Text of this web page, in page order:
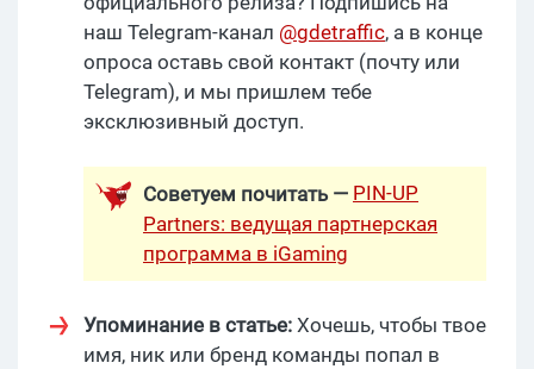
наш Telegram-канал @gdetraffic, а в конце
опроса оставь свой контакт (почту или
Telegram), и мы пришлем тебе
эксклюзивный доступ.
Советуем почитать — PIN-UP
Partners: ведущая партнерская
программа в iGaming
Упоминание в статье: Хочешь, чтобы твое
имя, ник или бренд команды попал в